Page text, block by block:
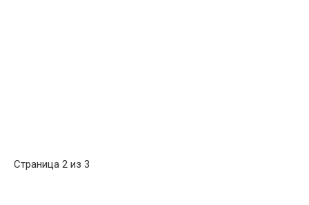
Страница 2 из 3